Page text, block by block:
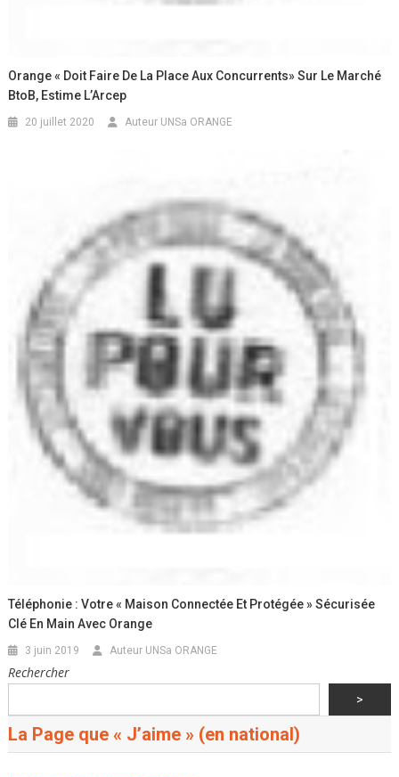
Orange « Doit Faire De La Place Aux Concurrents» Sur Le Marché
BtoB, Estime L’Arcep
20 juillet 2020 Auteur UNSa ORANGE
Téléphonie : Votre « Maison Connectée Et Protégée » Sécurisée
Clé En Main Avec Orange
3 juin 2019 Auteur UNSa ORANGE
Rechercher
>
La Page que « J’aime » (en national)